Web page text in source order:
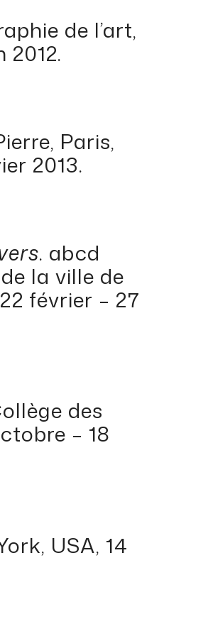
de l’art,
2012.
Paris,
2013.
. abcd
la ville de
février – 27
des
– 18
USA, 14